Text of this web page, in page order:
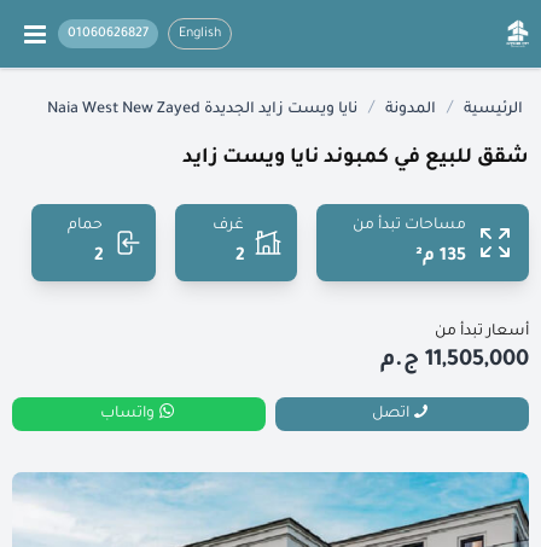
English
01060626827
الرئيسية / المدونة / نايا ويست زايد الجديدة Naia West New Zayed
شقق للبيع في كمبوند نايا ويست زايد
مساحات تبدأ من
135 م²
غرف
2
حمام
2
أسعار تبدأ من
11,505,000 ج.م
اتصل واتساب